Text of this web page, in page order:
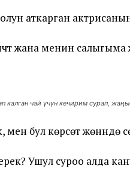
аткарган
жана менин
калган чай үчүн кечирим сурап,
бул көрсөтүү жөнүндө
Ушул суроо алда